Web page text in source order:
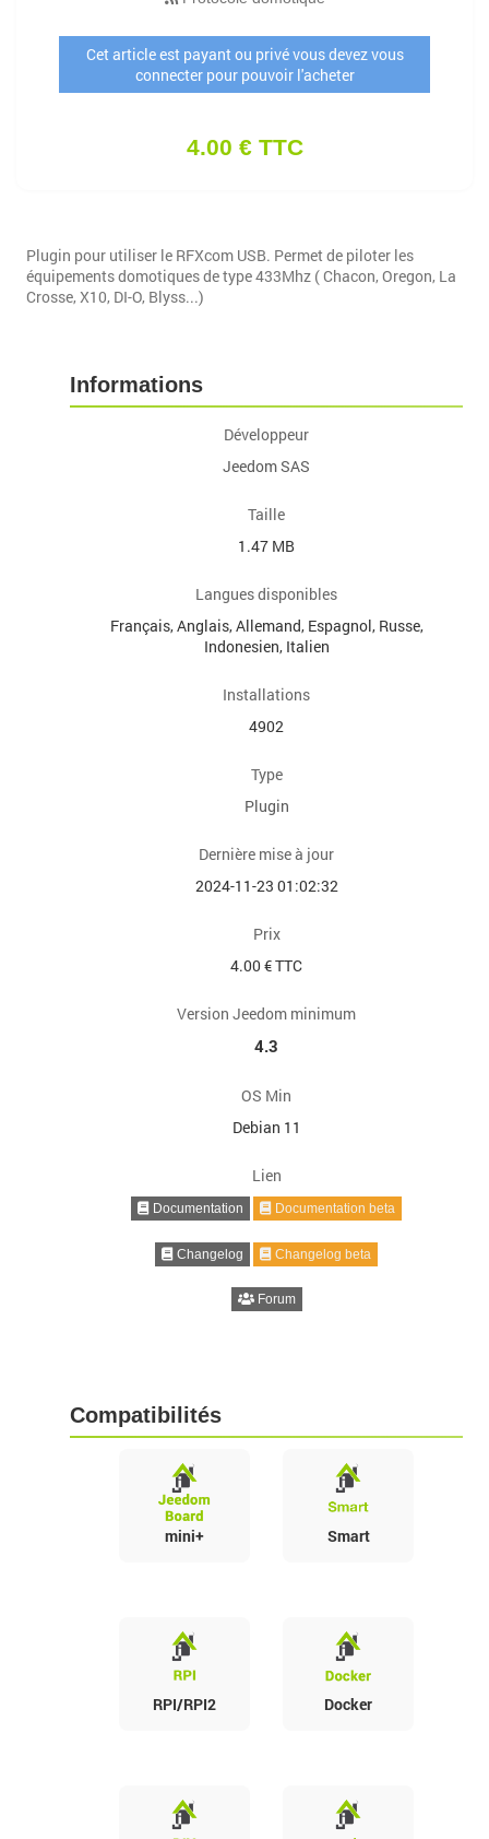
Cet article est payant ou privé vous devez vous
connecter pour pouvoir l'acheter
4.00 € TTC
Plugin pour utiliser le RFXcom USB. Permet de piloter les
équipements domotiques de type 433Mhz ( Chacon, Oregon, La
Crosse, X10, DI-O, Blyss...)
Informations
Développeur
Jeedom SAS
Taille
1.47 MB
Langues disponibles
Français, Anglais, Allemand, Espagnol, Russe,
Indonesien, Italien
Installations
4902
Type
Plugin
Dernière mise à jour
2024-11-23 01:02:32
Prix
4.00 € TTC
Version Jeedom minimum
4.3
OS Min
Debian 11
Lien
Documentation Documentation beta
Changelog Changelog beta
Forum
Compatibilités
mini+ Smart
RPI/RPI2 Docker